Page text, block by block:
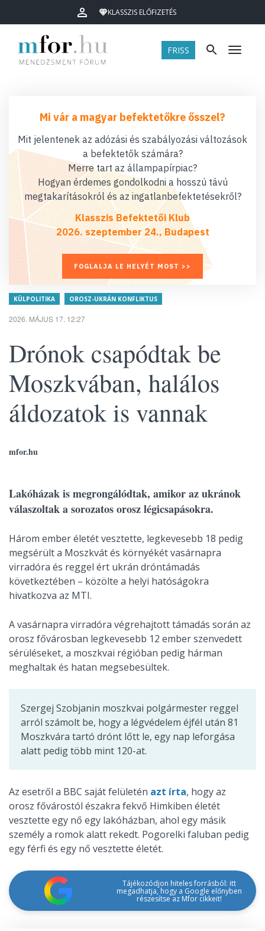
KLASSZIS ELŐFIZETÉS
FRISS Menü
Mi vár a magyar befektetőkre ősszel?
Mit jelentenek az adózási és szabályozási változások
a befektetők számára?
Merre tart az állampapírpiac?
Hogyan érdemes gondolkodni a hosszú távú
megtakarításokról és az ingatlanbefektetésekről?
Klasszis Befektetői Klub
2026. szeptember 24., Budapest
FOGLALJA LE HELYÉT MOST >>
KÜLPOLITIKA OROSZ-UKRÁN KONFLIKTUS
2026. MÁJUS 17. 12:27
Drónok csapódtak be
Moszkvában, halálos
áldozatok is vannak
mfor.hu
Lakóházak is megrongálódtak, amikor az ukránok
válaszoltak a sorozatos orosz légicsapásokra.
Három ember életét vesztette, legkevesebb 18 pedig
megsérült a Moszkvát és környékét vasárnapra
virradóra és reggel ért ukrán dróntámadás
következtében – közölte a helyi hatóságokra
hivatkozva az MTI.
A vasárnapra virradóra végrehajtott támadás során az
orosz fővárosban legkevesebb 12 ember szenvedett
sérüléseket, a moszkvai régióban pedig hárman
meghaltak és hatan megsebesültek.
Szergej Szobjanin moszkvai polgármester reggel
arról számolt be, hogy a légvédelem éjfél után 81
Moszkvára tartó drónt lőtt le, egy nap leforgása
alatt pedig több mint 120-at.
Az esetről a BBC saját felületén azt írta, hogy az
orosz fővárostól északra fekvő Himkiben életét
vesztette egy nő egy lakóházban, ahol egy másik
személy a romok alatt rekedt. Pogorelki faluban pedig
egy férfi és egy nő vesztette életét.
Tájékozódjon hiteles forrásból: itt
megadhatja, hogy a Google előnyben
részesítse az Mfor cikkeit!